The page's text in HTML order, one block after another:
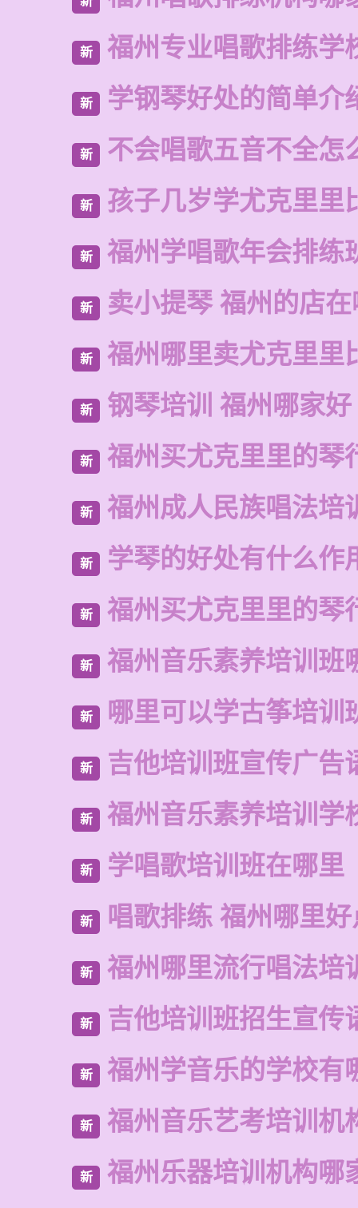
新 福州专业唱歌排练学
新 学钢琴好处的简单介
新 不会唱歌五音不全怎
新 孩子几岁学尤克里里
新 福州学唱歌年会排练
新 卖小提琴 福州的店
新 福州哪里卖尤克里里
新 钢琴培训 福州哪家好
新 福州买尤克里里的琴
新 福州成人民族唱法培
新 学琴的好处有什么作
新 福州买尤克里里的琴
新 福州音乐素养培训班
新 哪里可以学古筝培训
新 吉他培训班宣传广告
新 福州音乐素养培训学
新 学唱歌培训班在哪里
新 唱歌排练 福州哪里好
新 福州哪里流行唱法培
新 吉他培训班招生宣传
新 福州学音乐的学校有
新 福州音乐艺考培训机
新 福州乐器培训机构哪